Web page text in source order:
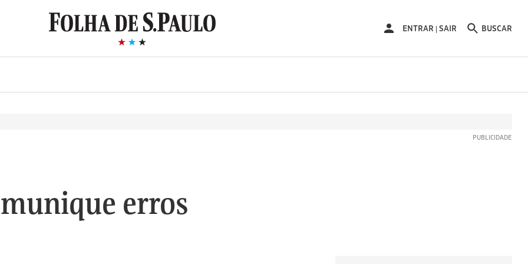
ENTRAR
ENTRAR | SAIR BUSCAR
erros